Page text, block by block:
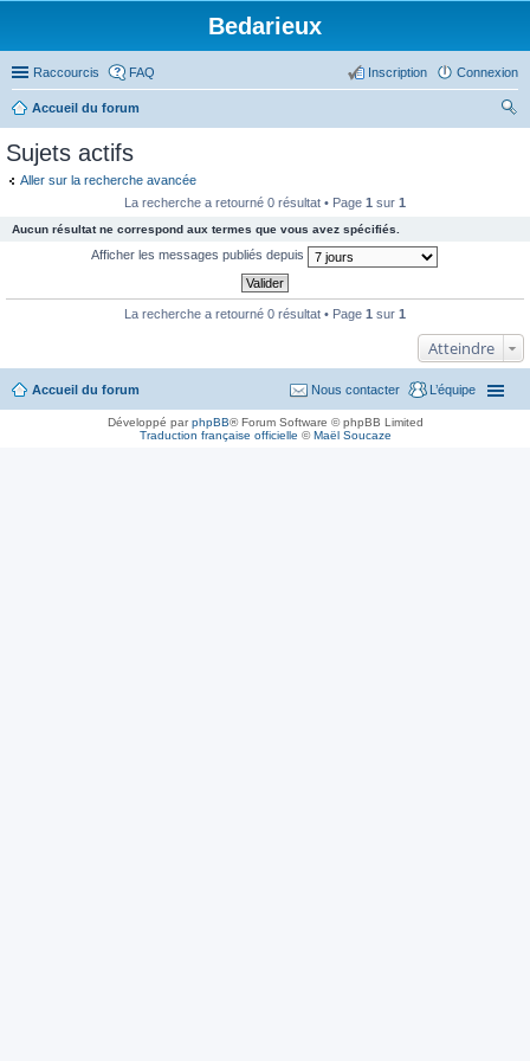
Bedarieux
Raccourcis FAQ Connexion
Inscription
Accueil du forum
Sujets actifs
Aller sur la recherche avancée
La recherche a retourné 0 résultat • Page 1 sur 1
Aucun résultat ne correspond aux termes que vous avez spécifiés.
Afficher les messages publiés depuis
La recherche a retourné 0 résultat • Page 1 sur 1
Atteindre
Accueil du forum L’équipe
Nous contacter
Développé parphpBB® Forum Software © phpBB Limited
Traduction française officielle ©Maël Soucaze